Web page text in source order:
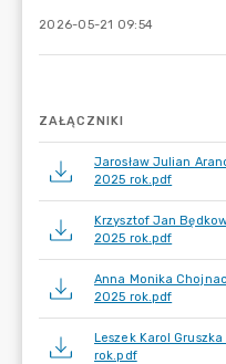
2026-05-21 09:54
ZAŁĄCZNIKI
Jarosław Julian
2025 rok.pdf
Krzysztof Jan
2025 rok.pdf
Anna Monika
2025 rok.pdf
Leszek Karol
rok.pdf